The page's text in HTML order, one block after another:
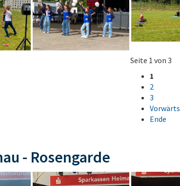
Seite 1 von 3
1
2
3
Vorwärts
Ende
- Rosengarde